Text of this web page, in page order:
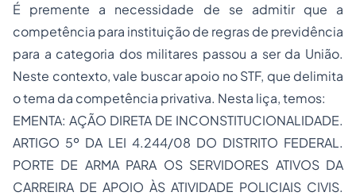
É premente a necessidade de se admitir que a
competência para instituição de regras de previdência
para a categoria dos militares passou a ser da União.
Neste contexto, vale buscar apoio no STF, que delimita
o tema da competência privativa. Nesta liça, temos:
EMENTA: AÇÃO DIRETA DE INCONSTITUCIONALIDADE.
ARTIGO 5º DA LEI 4.244/08 DO DISTRITO FEDERAL.
PORTE DE ARMA PARA OS SERVIDORES ATIVOS DA
CARREIRA DE APOIO ÀS ATIVIDADE POLICIAIS CIVIS.